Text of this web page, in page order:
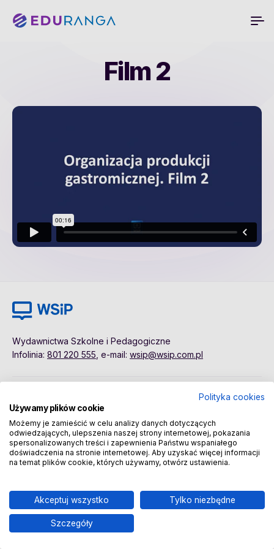
Film 2
Wydawnictwa Szkolne i Pedagogiczne
Infolinia: 801 220 555 , e-mail: wsip@wsip.com.pl
Dane osobowe
Regulamin
Pierwsze kroki
Sklep
Copyright © 2026 Wydawnictwa Szkolne i Pedagogiczne
Polityka cookies
Używamy plików cookie
Możemy je zamieścić w celu analizy danych dotyczących
odwiedzających, ulepszenia naszej strony internetowej, pokazania
spersonalizowanych treści i zapewnienia Państwu wspaniałego
doświadczenia na stronie internetowej. Aby uzyskać więcej informacji
na temat plików cookie, których używamy, otwórz ustawienia.
Akceptuj wszystko Tylko niezbędne
Szczegóły